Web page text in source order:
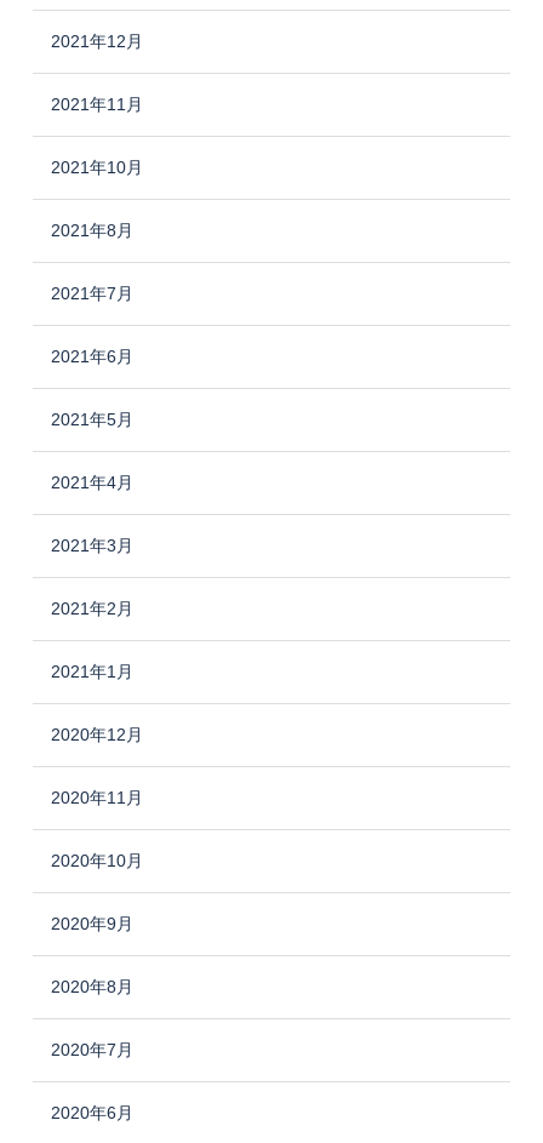
2021年12月
2021年11月
2021年10月
2021年8月
2021年7月
2021年6月
2021年5月
2021年4月
2021年3月
2021年2月
2021年1月
2020年12月
2020年11月
2020年10月
2020年9月
2020年8月
2020年7月
2020年6月